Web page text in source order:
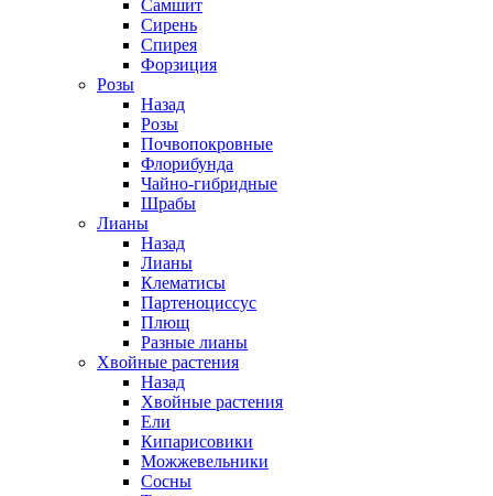
Самшит
Сирень
Спирея
Форзиция
Розы
Назад
Розы
Почвопокровные
Флорибунда
Чайно-гибридные
Шрабы
Лианы
Назад
Лианы
Клематисы
Партеноциссус
Плющ
Разные лианы
Хвойные растения
Назад
Хвойные растения
Ели
Кипарисовики
Можжевельники
Сосны